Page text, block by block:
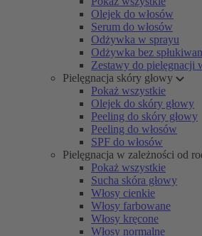
Olejek do włosów
Serum do włosów
Odżywka w sprayu
Odżywka bez
Zestawy do pielęgnacji
Pielęgnacja skóry głowy
Pokaż wszystkie
Olejek do skóry głowy
Peeling do skóry głowy
Peeling do włosów
SPF do włosów
Pielęgnacja w zależności od
Pokaż wszystkie
Sucha skóra głowy
Włosy cienkie
Włosy farbowane
Włosy kręcone
Włosy normalne